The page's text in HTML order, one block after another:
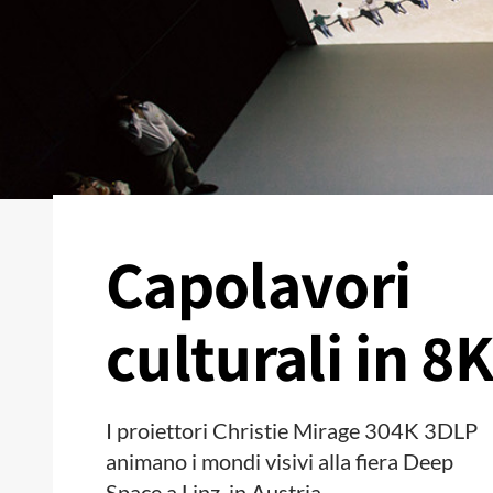
Capolavori
culturali in
I proiettori Christie Mirage 304K 3DLP
animano i mondi visivi alla fiera Deep